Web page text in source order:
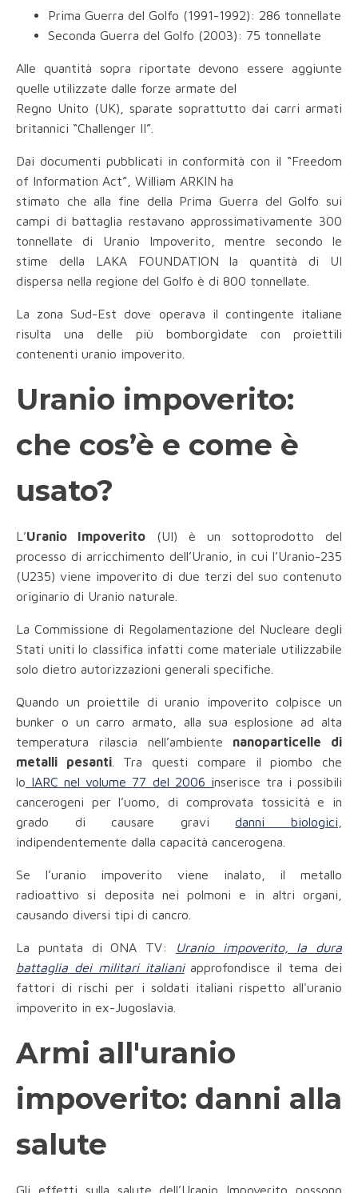
Prima Guerra del Golfo (1991-1992): 286 tonnellate
Seconda Guerra del Golfo (2003): 75 tonnellate
Alle quantità sopra riportate devono essere aggiunte
quelle utilizzate dalle forze armate del
Regno Unito (UK), sparate soprattutto dai carri armati
britannici “Challenger II”.
Dai documenti pubblicati in conformità con il “Freedom
of Information Act”, William ARKIN ha
stimato che alla fine della Prima Guerra del Golfo sui
campi di battaglia restavano approssimativamente 300
tonnellate di Uranio Impoverito, mentre secondo le
stime della LAKA FOUNDATION la quantità di UI
dispersa nella regione del Golfo è di 800 tonnellate.
La zona Sud-Est dove operava il contingente italiane
risulta una delle più bomborgìdate con proiettili
contenenti uranio impoverito.
Uranio impoverito:
che cos’è e come è
usato?
L’Uranio Impoverito (UI) è un sottoprodotto del
processo di arricchimento dell’Uranio, in cui l’Uranio-235
(U235) viene impoverito di due terzi del suo contenuto
originario di Uranio naturale.
La Commissione di Regolamentazione del Nucleare degli
Stati uniti lo classifica infatti come materiale utilizzabile
solo dietro autorizzazioni generali specifiche.
Quando un proiettile di uranio impoverito colpisce un
bunker o un carro armato, alla sua esplosione ad alta
temperatura rilascia nell’ambiente nanoparticelle di
metalli pesanti. Tra questi compare il piombo che
lo IARC nel volume 77 del 2006 inserisce tra i possibili
cancerogeni per l’uomo, di comprovata tossicità e in
grado di causare gravidanni biologici
indipendentemente dalla capacità cancerogena.
Se l’uranio impoverito viene inalato, il metallo
radioattivo si deposita nei polmoni e in altri organi,
causando diversi tipi di cancro.
La puntata di ONA TV:
Uranio impoverito, la dura
battaglia dei militari italianiapprofondisce il tema dei
fattori di rischi per i soldati italiani rispetto all'uranio
impoverito in ex-Jugoslavia.
Armi all'uranio
impoverito: danni alla
salute
Gli effetti sulla salute dell’Uranio Impoverito possono